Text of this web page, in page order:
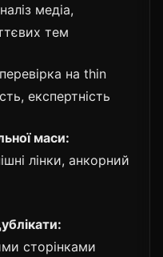
медіа,
тем
перевірка на thin
експертність
маси:
лінки, анкорний
сторінками